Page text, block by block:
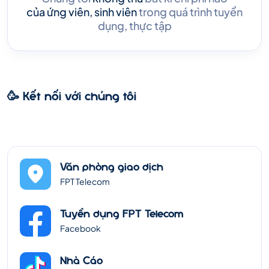
của ứng viên, sinh viêntrong quá trình tuyển
dụng, thực tập
🥳 Kết nối với chúng tôi
Văn phòng giao dịch
FPT Telecom
Tuyển dụng FPT Telecom
Facebook
Nhà Cáo